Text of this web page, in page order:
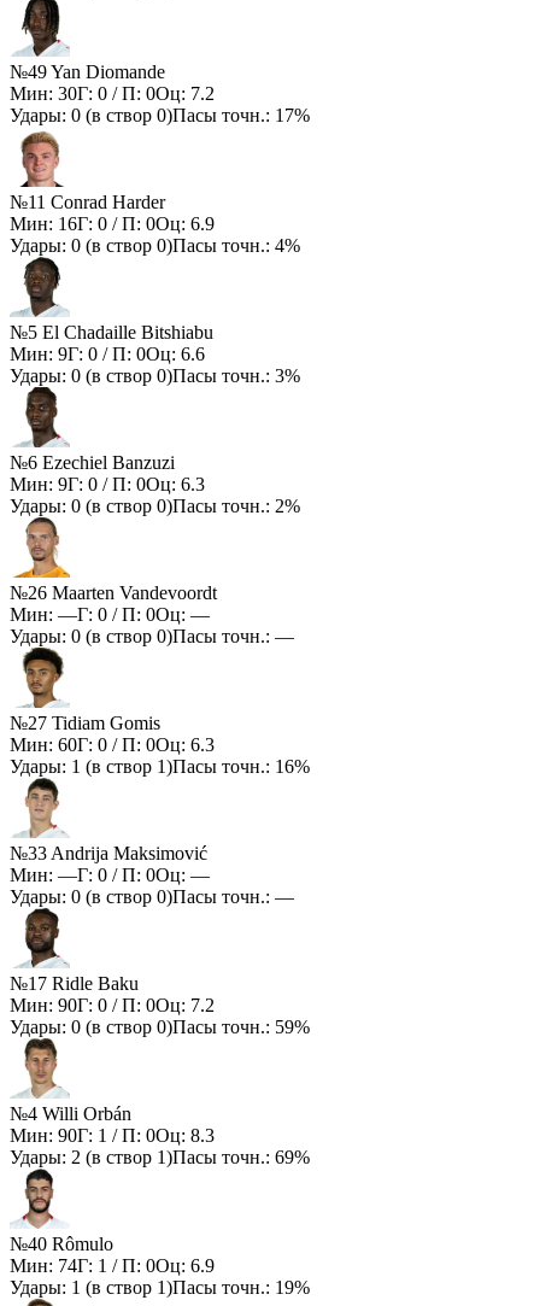
№49 Yan Diomande
Мин: 30Г: 0 / П: 0Оц: 7.2
Удары: 0 (в створ 0)Пасы точн.: 17%
№11 Conrad Harder
Мин: 16Г: 0 / П: 0Оц: 6.9
Удары: 0 (в створ 0)Пасы точн.: 4%
№5 El Chadaille Bitshiabu
Мин: 9Г: 0 / П: 0Оц: 6.6
Удары: 0 (в створ 0)Пасы точн.: 3%
№6 Ezechiel Banzuzi
Мин: 9Г: 0 / П: 0Оц: 6.3
Удары: 0 (в створ 0)Пасы точн.: 2%
№26 Maarten Vandevoordt
Мин: —Г: 0 / П: 0Оц: —
Удары: 0 (в створ 0)Пасы точн.: —
№27 Tidiam Gomis
Мин: 60Г: 0 / П: 0Оц: 6.3
Удары: 1 (в створ 1)Пасы точн.: 16%
№33 Andrija Maksimović
Мин: —Г: 0 / П: 0Оц: —
Удары: 0 (в створ 0)Пасы точн.: —
№17 Ridle Baku
Мин: 90Г: 0 / П: 0Оц: 7.2
Удары: 0 (в створ 0)Пасы точн.: 59%
№4 Willi Orbán
Мин: 90Г: 1 / П: 0Оц: 8.3
Удары: 2 (в створ 1)Пасы точн.: 69%
№40 Rômulo
Мин: 74Г: 1 / П: 0Оц: 6.9
Удары: 1 (в створ 1)Пасы точн.: 19%